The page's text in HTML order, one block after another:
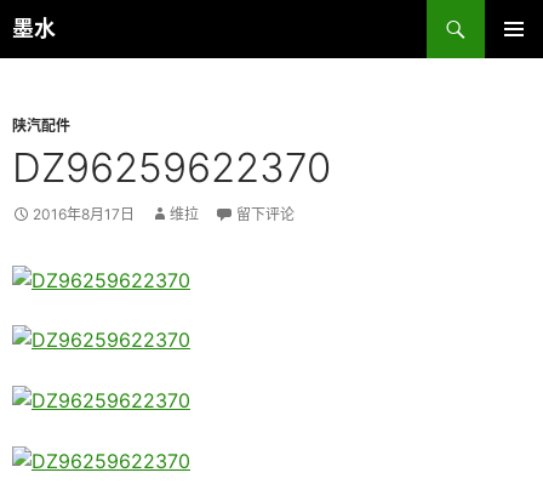
跳
至
墨水
搜
索
陕汽配件
DZ96259622370
2016年8月17日 维拉 留下评论